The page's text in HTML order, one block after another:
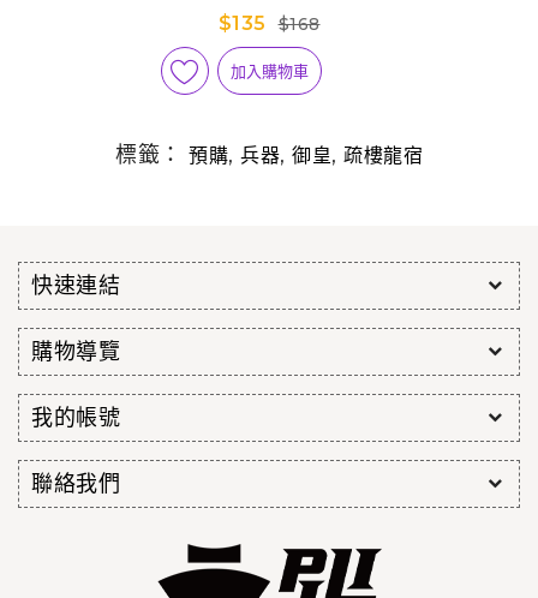
$135
$168
加入購物車
標籤： 預購, 兵器, 御皇, 疏樓龍宿
快速連結
購物導覽
我的帳號
聯絡我們